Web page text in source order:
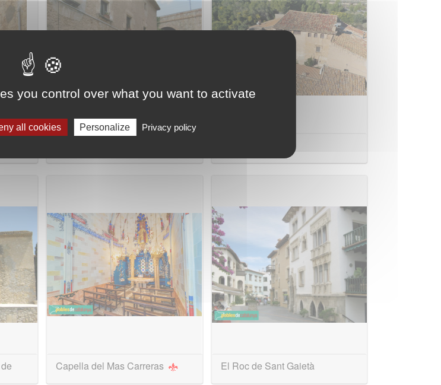
Capella del Mas Carreras El Roc de Sant Gaietà
you control over what you want to activate
all cookies Personalize Privacy policy